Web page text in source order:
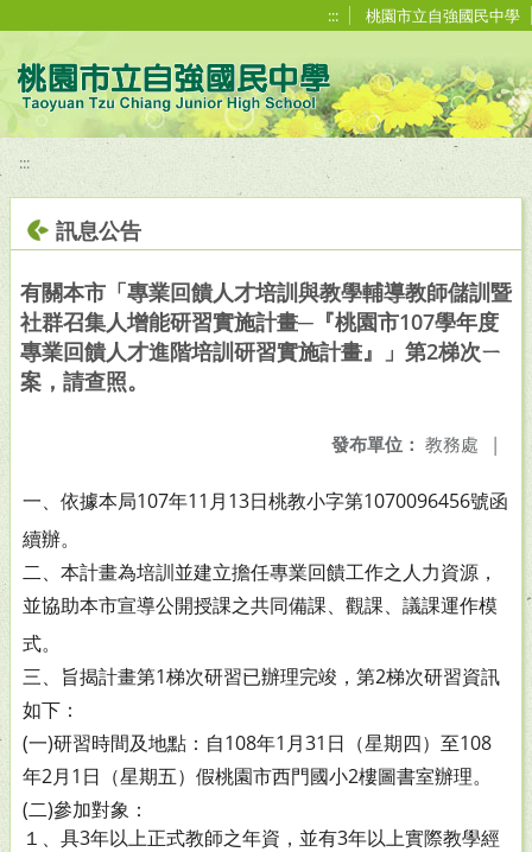
::: 桃園市立自強國民中學
:::
訊息公告
有關本市「專業回饋人才培訓與教學輔導教師儲訓暨
社群召集人增能研習實施計畫─『桃園市107學年度
專業回饋人才進階培訓研習實施計畫』」第2梯次ㄧ
案，請查照。
發布單位： 教務處 |
一、依據本局107年11月13日桃教小字第1070096456號函
續辦。
二、本計畫為培訓並建立擔任專業回饋工作之人力資源，
並協助本市宣導公開授課之共同備課、觀課、議課運作模
式。
三、旨揭計畫第1梯次研習已辦理完竣，第2梯次研習資訊
如下：
(一)研習時間及地點：自108年1月31日（星期四）至108
年2月1日（星期五）假桃園市西門國小2樓圖書室辦理。
(二)參加對象：
１、具3年以上正式教師之年資，並有3年以上實際教學經